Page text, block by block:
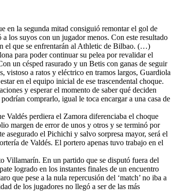
en la segunda mitad consiguió remontar el gol de
los suyos con un jugador menos. Con este resultado
el que se enfrentarán al Athletic de Bilbao. (…)
para poder continuar su pelea por revalidar el
un césped rasurado y un Betis con ganas de seguir
vistoso a ratos y eléctrico en tramos largos, Guardiola
en el equipo inicial de ese trascendental choque.
y esperar el momento de saber qué deciden
comprarlo, igual le toca encargar a una casa de
Valdés perdiera el Zamora diferenciaba el choque
margen de error de unos y otros y se terminó por
el Pichichi y salvo sorpresa mayor, será el
de Valdés. El portero apenas tuvo trabajo en el
Villamarín. En un partido que se disputó fuera del
logrado en los instantes finales de un encuentro
que pese a la nula repercusión del ‘match’ no iba a
de los jugadores no llegó a ser de las más